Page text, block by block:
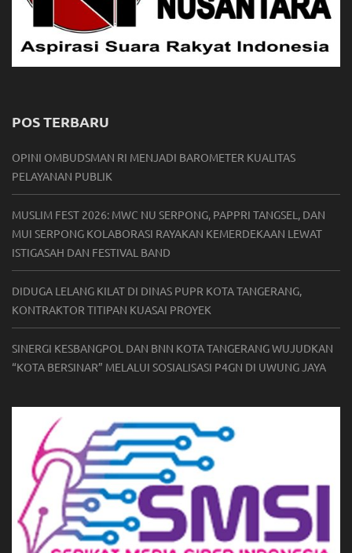
POS TERBARU
OPINI OMBUDSMAN RI MENJADI BAROMETER KUALITAS
PELAYANAN PUBLIK
MUSLIM FEST 2026: MWC NU SERPONG, PAPPRI TANGSEL, DAN
MUI SERPONG KOLABORASI RAYAKAN KEMERDEKAAN LEWAT
ISTIGASAH DAN FESTIVAL BAND
DIDUGA LELANG KILAT DI DINAS PUPR KOTA TANGERANG,
KONTRAKTOR TITIPAN KUASAI PROYEK
SINERGI KESBANGPOL DAN BNN KOTA TANGERANG WUJUDKAN
“KOTA BERSINAR” MELALUI SOSIALISASI P4GN DI UWUNG JAYA